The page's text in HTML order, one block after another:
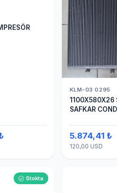
KLM-03 0295
1100X580X26
SAFKAR
5.874,41 ₺
120,00 USD
Stokta